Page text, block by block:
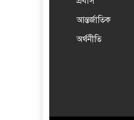
আন্তর্জাতিক
অর্থনীতি